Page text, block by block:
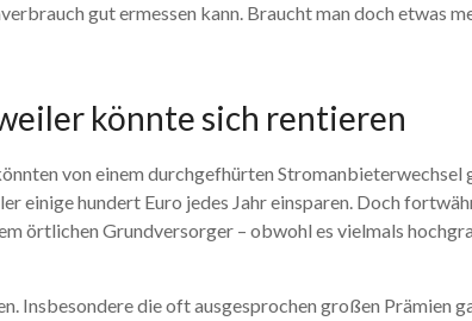
gut ermessen kann. Braucht man doch etwas
könnte sich rentieren
von einem durchgefhürten Stromanbieterwechsel
hundert Euro jedes Jahr einsparen. Doch
örtlichen Grundversorger – obwohl es vielmals
Insbesondere die oft ausgesprochen großen Prämien